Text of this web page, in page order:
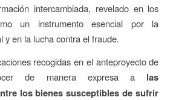
intercambiada, revelado en los
un instrumento esencial por la
y en la lucha contra el fraude.
recogidas en el anteproyecto de
de manera expresa a las
los bienes susceptibles de sufrir